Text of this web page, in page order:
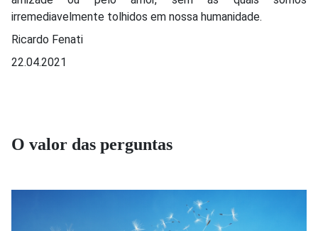
irremediavelmente tolhidos em nossa humanidade.
Ricardo Fenati
22.04.2021
O valor das perguntas